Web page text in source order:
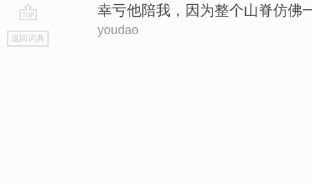
go
top
返回词典
幸亏他陪我， 因为整个山脊仿佛
youdao